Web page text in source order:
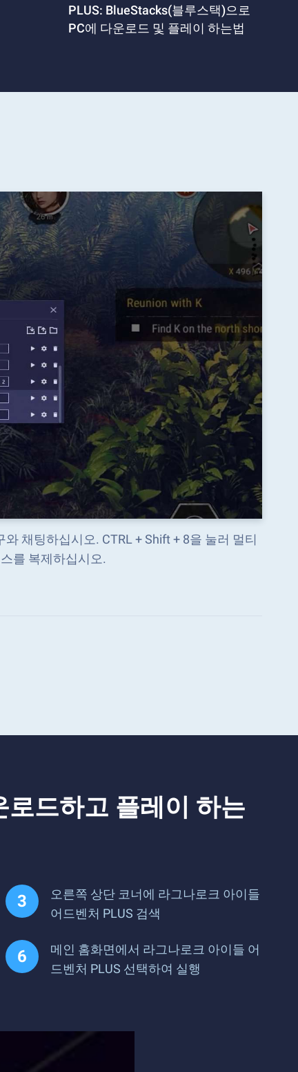
PLUS: BlueStacks(블루스택)으로
PC에 다운로드 및 플레이 하는법
채팅하십시오. CTRL + Shift + 8을 눌러 멀티
를 복제하십시오.
로드하고 플레이 하는
오른쪽 상단 코너에 라그나로크 아이들
어드벤처 PLUS 검색
메인 홈화면에서 라그나로크 아이들 어
드벤처 PLUS 선택하여 실행